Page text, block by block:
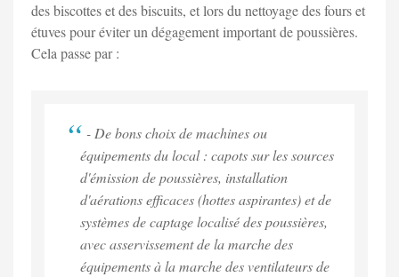
des biscottes et des biscuits, et lors du nettoyage des fours et
étuves pour éviter un dégagement important de poussières.
Cela passe par :
- De bons choix de machines ou
équipements du local : capots sur les sources
d'émission de poussières, installation
d'aérations efficaces (hottes aspirantes) et de
systèmes de captage localisé des poussières,
avec asservissement de la marche des
équipements à la marche des ventilateurs de